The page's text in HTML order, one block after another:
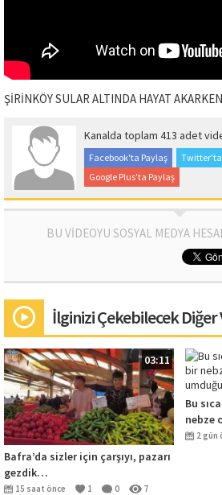
ŞİRİNKÖY SULAR ALTINDA HAYAT
Kanalda toplam 413 adet
Facebook'ta Paylaş
Twitter'ta
Google Plus'ta Paylaş
BU VİDEOYU SOSYAL MEDYA
İlginizi Çekebilecek
03:11
Bafra’da sizler için çarşıyı, pazarı
gezdik…
15 saat önce 1 0 7
Bu
nebze
2 gün